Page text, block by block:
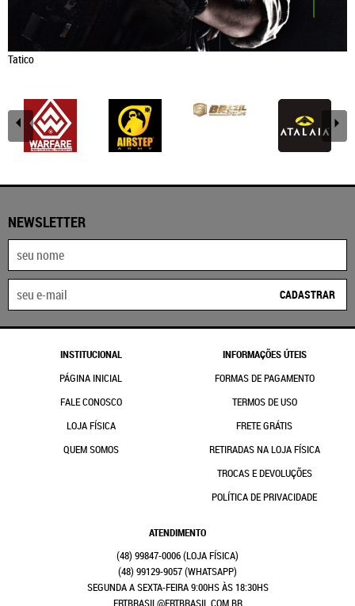
Tatico
NEWSLETTER
CADASTRAR
INSTITUCIONAL
PÁGINA INICIAL
FALE CONOSCO
LOJA FÍSICA
QUEM SOMOS
INFORMAÇÕES ÚTEIS
FORMAS DE PAGAMENTO
TERMOS DE USO
FRETE GRÁTIS
RETIRADAS NA LOJA FÍSICA
TROCAS E DEVOLUÇÕES
POLÍTICA DE PRIVACIDADE
ATENDIMENTO
(48) 99847-0006
(48) 99129-9057(WHATSAPP)
SEGUNDA A SEXTA-FEIRA 9:00HS ÀS 18:30HS
FRTBRASIL@FRTBRASIL.COM.BR